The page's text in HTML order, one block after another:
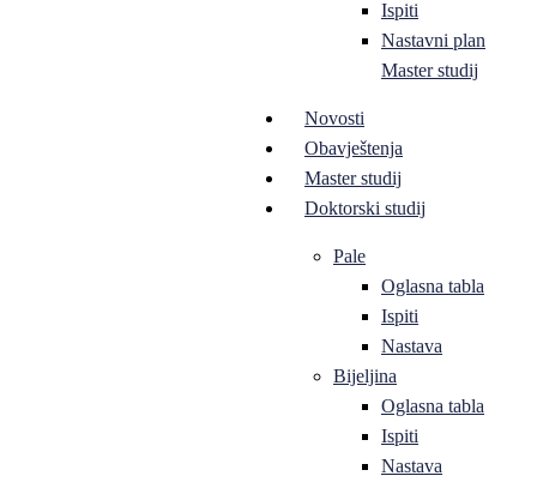
Ispiti
Nastavni plan
Master studij
Novosti
Obavještenja
Master studij
Doktorski studij
Pale
Oglasna tabla
Ispiti
Nastava
Bijeljina
Oglasna tabla
Ispiti
Nastava